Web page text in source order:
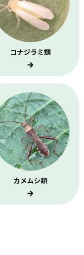
コナジラミ類
カメムシ類